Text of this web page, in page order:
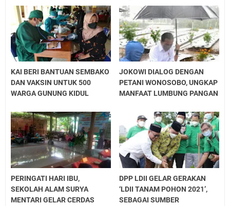
KAI BERI BANTUAN SEMBAKO
DAN VAKSIN UNTUK 500
WARGA GUNUNG KIDUL
JOKOWI DIALOG DENGAN
PETANI WONOSOBO, UNGKAP
MANFAAT LUMBUNG PANGAN
PERINGATI HARI IBU,
SEKOLAH ALAM SURYA
MENTARI GELAR CERDAS
DPP LDII GELAR GERAKAN
‘LDII TANAM POHON 2021’,
SEBAGAI SUMBER